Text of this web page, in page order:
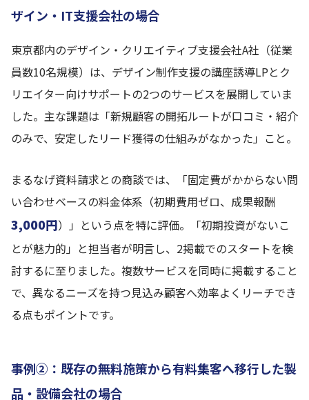
ザイン・IT支援会社の場合
東京都内のデザイン・クリエイティブ支援会社A社（従業
員数10名規模）は、デザイン制作支援の講座誘導LPとク
リエイター向けサポートの2つのサービスを展開していま
した。主な課題は「新規顧客の開拓ルートが口コミ・紹介
のみで、安定したリード獲得の仕組みがなかった」こと。
まるなげ資料請求との商談では、「固定費がかからない問
い合わせベースの料金体系（初期費用ゼロ、成果報酬
3,000円）」という点を特に評価。「初期投資がないこ
とが魅力的」と担当者が明言し、2掲載でのスタートを検
討するに至りました。複数サービスを同時に掲載すること
で、異なるニーズを持つ見込み顧客へ効率よくリーチでき
る点もポイントです。
事例②：既存の無料施策から有料集客へ移行した製
品・設備会社の場合